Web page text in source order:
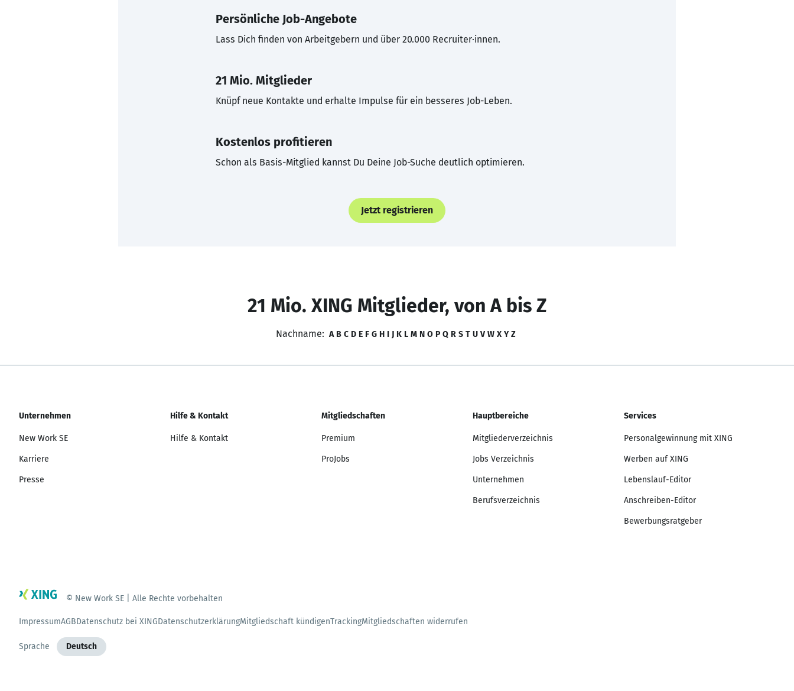
Persönliche Job-Angebote
Lass Dich finden von Arbeitgebern und über 20.000 Recruiter·innen.
21 Mio. Mitglieder
Knüpf neue Kontakte und erhalte Impulse für ein besseres Job-Leben.
Kostenlos profitieren
Schon als Basis-Mitglied kannst Du Deine Job-Suche deutlich optimieren.
Jetzt registrieren
21 Mio. XING Mitglieder, von A bis Z
Nachname: A B C D E F G H I J K L M N O P Q R S T U V W X Y Z
Unternehmen
New Work SE
Karriere
Presse
Hilfe & Kontakt
Hilfe & Kontakt
Mitgliedschaften
Premium
ProJobs
Hauptbereiche
Mitgliederverzeichnis
Jobs Verzeichnis
Unternehmen
Berufsverzeichnis
Services
Personalgewinnung mit XING
Werben auf XING
Lebenslauf-Editor
Anschreiben-Editor
Bewerbungsratgeber
© New Work SE | Alle Rechte vorbehalten
ImpressumAGBDatenschutz bei XINGDatenschutzerklärungMitgliedschaft kündigenTrackingMitgliedschaften widerrufen
Sprache Deutsch